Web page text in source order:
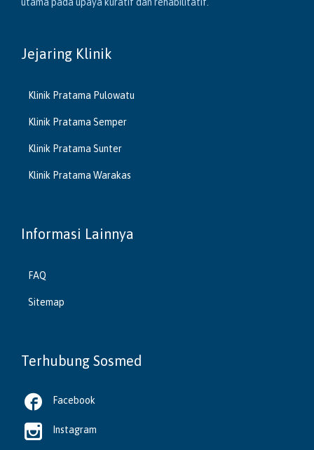
utama pada upaya kuratif dan rehabilitatif.
Jejaring Klinik
Klinik Pratama Pulowatu
Klinik Pratama Semper
Klinik Pratama Sunter
Klinik Pratama Warakas
Informasi Lainnya
FAQ
Sitemap
Terhubung Sosmed
 Facebook
 Instagram